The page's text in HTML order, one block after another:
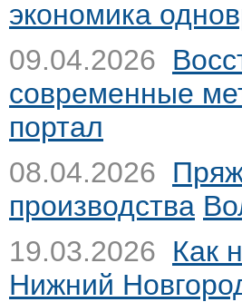
экономика
09.04.2026
современные
портал
08.04.2026
производства
19.03.2026 Как
Нижний